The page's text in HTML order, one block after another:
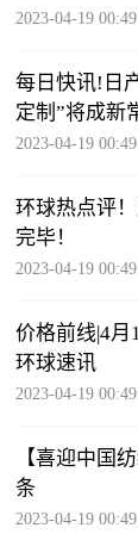
2023-04-19
每日快讯!日
定制”将成新
2023-04-19
环球热点评
完毕！
2023-04-19
价格前线|4月
环球速讯
2023-04-19
【喜迎中国
条
2023-04-19